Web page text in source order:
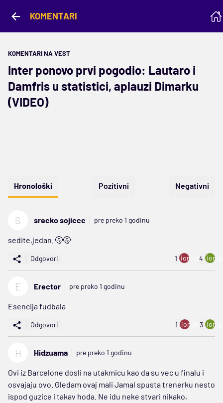
KOMENTARI
KOMENTARI NA VEST
Inter ponovo prvi pogodio: Lautaro i
Damfris u statistici, aplauzi Dimarku
(VIDEO)
Hronološki Pozitivni Negativni
S srecko sojiccc pre preko 1 godinu
sedite,jedan. 🤫🤫
Odgovori 1 ion:minus
4
E Erector pre preko 1 godinu
Esencija fudbala
Odgovori 1 ion:minus
3
H Hidzuama pre preko 1 godinu
Ovi iz Barcelone dosli na utakmicu kao da su vec u finalu i
osvajaju ovo. Gledam ovaj mali Jamal spusta trenerku nesto
ispod guzice i takav hoda. Ne idu neke stvari nikako,